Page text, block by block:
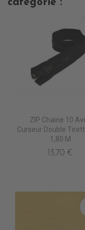
ZIP Chaine 10
Curseur Double
1,80 M
13,70 €